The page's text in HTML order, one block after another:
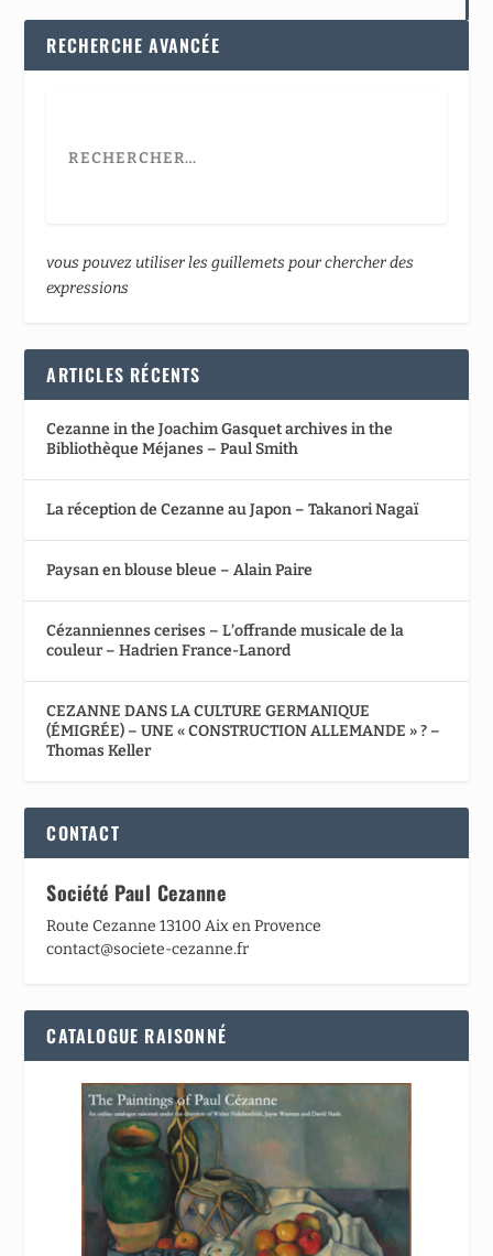
RECHERCHE AVANCÉE
vous pouvez utiliser les guillemets pour chercher des
expressions
ARTICLES RÉCENTS
Cezanne in the Joachim Gasquet archives in the
Bibliothèque Méjanes – Paul Smith
La réception de Cezanne au Japon – Takanori Nagaï
Paysan en blouse bleue – Alain Paire
Cézanniennes cerises – L’offrande musicale de la
couleur – Hadrien France-Lanord
CEZANNE DANS LA CULTURE GERMANIQUE
(ÉMIGRÉE) – UNE « CONSTRUCTION ALLEMANDE » ? –
Thomas Keller
CONTACT
Société Paul Cezanne
Route Cezanne 13100 Aix en Provence
contact@societe-cezanne.fr
CATALOGUE RAISONNÉ